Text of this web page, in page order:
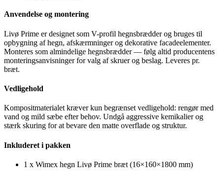
Anvendelse og montering
Livø Prime er designet som V-profil hegnsbrædder og bruges til
opbygning af hegn, afskærmninger og dekorative facadeelementer.
Monteres som almindelige hegnsbrædder — følg altid producentens
monteringsanvisninger for valg af skruer og beslag. Leveres pr.
bræt.
Vedligehold
Kompositmaterialet kræver kun begrænset vedligehold: rengør med
vand og mild sæbe efter behov. Undgå aggressive kemikalier og
stærk skuring for at bevare den matte overflade og struktur.
Inkluderet i pakken
1 x Wimex hegn Livø Prime bræt (16×160×1800 mm)